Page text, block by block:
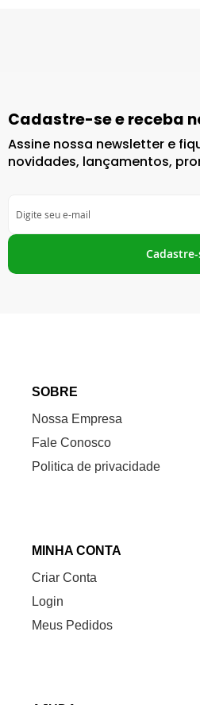
Cadastre-se e receba
Assine nossa newsletter e
novidades, lançamentos,
se
na
Newsletter:
SOBRE
Nossa Empresa
Fale Conosco
Politica de privacidade
MINHA CONTA
Criar Conta
Login
Meus Pedidos